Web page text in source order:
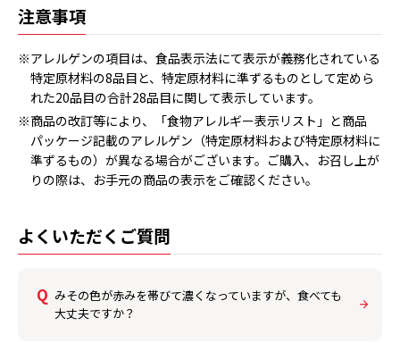
注意事項
※アレルゲンの項目は、食品表示法にて表示が義務化されている
特定原材料の8品目と、特定原材料に準ずるものとして定めら
れた20品目の合計28品目に関して表示しています。
※商品の改訂等により、「食物アレルギー表示リスト」と商品
パッケージ記載のアレルゲン（特定原材料および特定原材料に
準ずるもの）が異なる場合がございます。ご購入、お召し上が
りの際は、お手元の商品の表示をご確認ください。
よくいただくご質問
みその色が赤みを帯びて濃くなっていますが、食べても
大丈夫ですか？